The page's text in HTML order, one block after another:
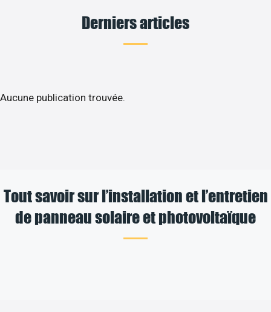
Derniers articles
Aucune publication trouvée.
Tout savoir sur l’installation et l’entretien
de panneau solaire et photovoltaïque